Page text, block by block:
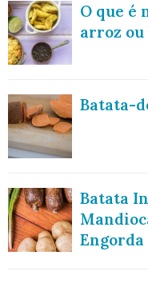
O que é
arroz ou
Batata-
Batata
Engorda